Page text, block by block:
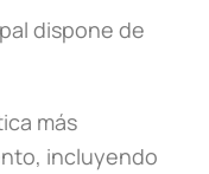
dispone de
más
incluyendo